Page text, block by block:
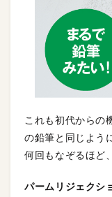
これも初代からの
の鉛筆と同じよう
何回もなぞるほど
パームリジェクシ